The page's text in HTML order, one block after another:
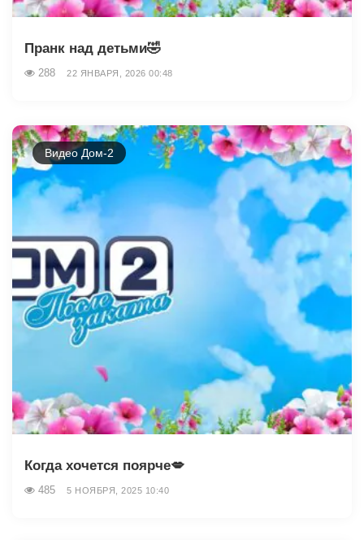
Пранк над детьми🤣
288 22 ЯНВАРЯ, 2026 00:48
Видео Дом-2
Когда хочется поярче💋
485 5 НОЯБРЯ, 2025 10:40